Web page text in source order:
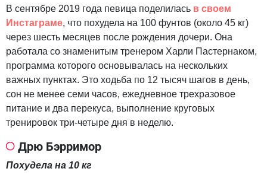
В сентябре 2019 года певица поделилась в своем
Инстаграме, что похудела на 100 фунтов (около 45 кг)
через шесть месяцев после рождения дочери. Она
работала со знаменитым тренером Харли Пастернаком,
программа которого основывалась на нескольких
важных пунктах. Это ходьба по 12 тысяч шагов в день,
сон не менее семи часов, ежедневное трехразовое
питание и два перекуса, выполнение круговых
тренировок три-четыре дня в неделю.
Дрю Бэрримор
Похудела на 10 кг